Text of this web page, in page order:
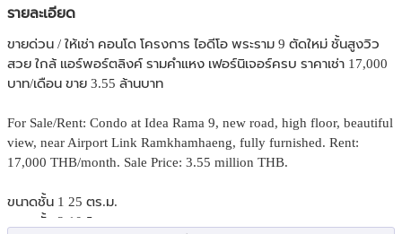
รายละเอียด
ขายด่วน / ให้เช่า คอนโด โครงการ ไอดีโอ พระราม 9 ตัดใหม่ ชั้นสูงวิว
สวย ใกล้ แอร์พอร์ตลิงค์ รามคำแหง เฟอร์นิเจอร์ครบ ราคาเช่า 17,000
บาท/เดือน ขาย 3.55 ล้านบาท
For Sale/Rent: Condo at Idea Rama 9, new road, high floor, beautiful
view, near Airport Link Ramkhamhaeng, fully furnished. Rent:
17,000 THB/month. Sale Price: 3.55 million THB.
ขนาดชั้น 1 25 ตร.ม.
ขนาดชั้น 2 10.5 ตร.ม